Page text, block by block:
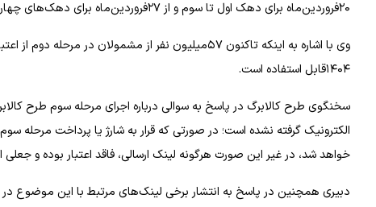
۲۰فروردین‌ماه برای دهک اول تا سوم و از ۲۷فروردین‌ماه برای دهک‌های چهار تا هفت درآمدی شارژ و به حساب سرپرستان خانوار واریز شده است.
وی با اشاره به اینکه تاکنون ۵۷میلیون نفر از مشمولان
۱۴۰۴قابل استفاده است.
سخنگوی طرح کالابرگ در پاسخ به سوالی درباره اجرای مرحله سوم طرح
الکترونیک گرفته نشده است؛ در صورتی که قرار به شارژ یا پرداخت مرحله
خواهد شد، در غیر این صورت هرگونه لینک ارسالی، فاقد اعتبار بوده و
دبیری همچنین در پاسخ به انتشار برخی لینک‌های مرتبط با این موضوع در